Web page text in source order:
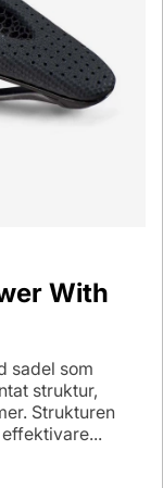
With
sadel som
struktur,
Strukturen